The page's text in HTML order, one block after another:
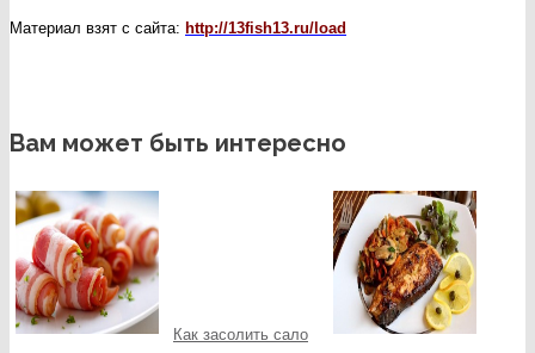
Материал взят с сайта: http://13fish13.ru/load
Вам может быть интересно
Как засолить сало